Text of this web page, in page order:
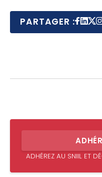
PARTAGER :
ADHÉREZ AU SNIIL ET